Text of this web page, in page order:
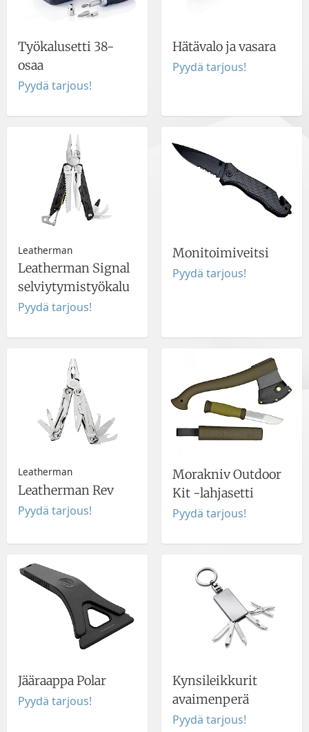
Työkalusetti 38-
osaa
Pyydä tarjous!
Hätävalo ja vasara
Pyydä tarjous!
Leatherman
Leatherman Signal
selviytymistyökalu
Pyydä tarjous!
Monitoimiveitsi
Pyydä tarjous!
Leatherman
Leatherman Rev
Pyydä tarjous!
Morakniv Outdoor
Kit -lahjasetti
Pyydä tarjous!
Jääraappa Polar
Pyydä tarjous!
Kynsileikkurit
avaimenperä
Pyydä tarjous!